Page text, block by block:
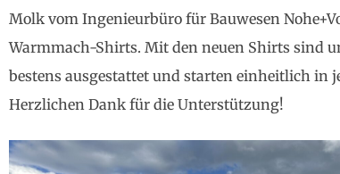
Molk vom Ingenieurbüro für Bauwesen
Warmmach-Shirts. Mit den neuen Shirts sind
bestens ausgestattet und starten einheitlich in
Herzlichen Dank für die Unterstützung!